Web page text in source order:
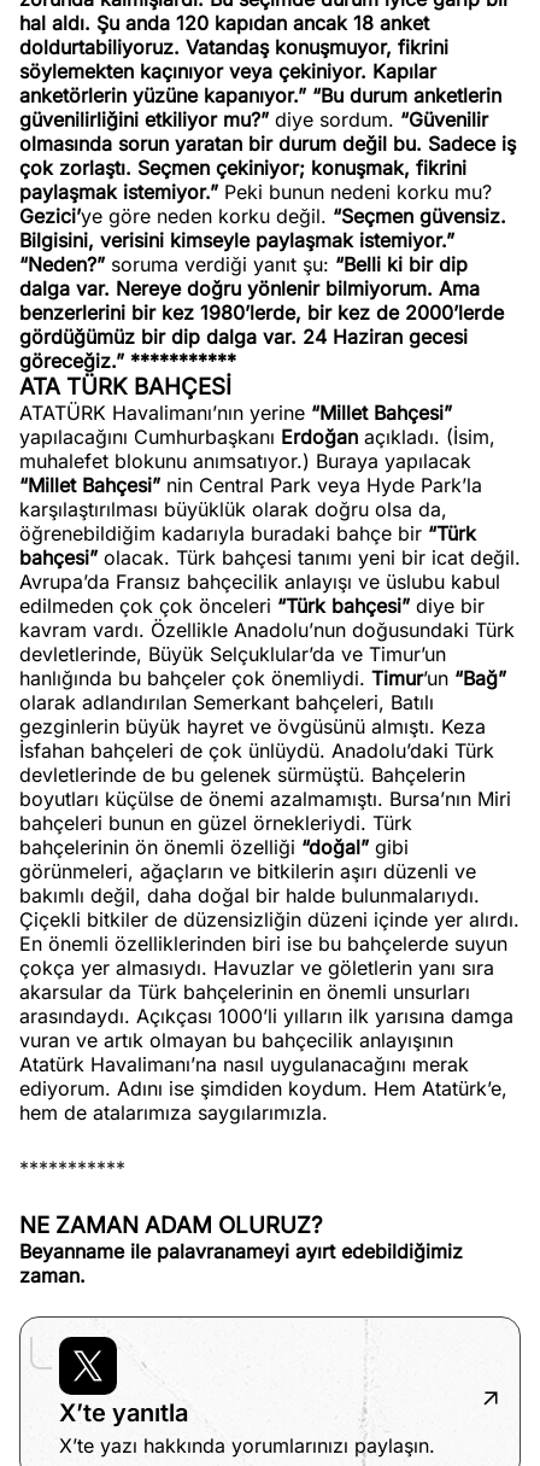
hal aldı. Şu anda 120 kapıdan ancak 18 anket
doldurtabiliyoruz. Vatandaş konuşmuyor, fikrini
söylemekten kaçınıyor veya çekiniyor. Kapılar
anketörlerin yüzüne kapanıyor.” “Bu durum anketlerin
güvenilirliğini etkiliyor mu?” diye sordum. “Güvenilir
olmasında sorun yaratan bir durum değil bu. Sadece iş
çok zorlaştı. Seçmen çekiniyor; konuşmak, fikrini
paylaşmak istemiyor.” Peki bunun nedeni korku mu?
Gezici’ye göre neden korku değil. “Seçmen güvensiz.
Bilgisini, verisini kimseyle paylaşmak istemiyor.”
“Neden?” soruma verdiği yanıt şu: “Belli ki bir dip
dalga var. Nereye doğru yönlenir bilmiyorum. Ama
benzerlerini bir kez 1980’lerde, bir kez de 2000’lerde
gördüğümüz bir dip dalga var. 24 Haziran gecesi
göreceğiz.” ***********
ATA TÜRK BAHÇESİ
ATATÜRK Havalimanı’nın yerine “Millet Bahçesi”
yapılacağını Cumhurbaşkanı Erdoğan açıkladı. (İsim,
muhalefet blokunu anımsatıyor.) Buraya yapılacak
“Millet Bahçesi” nin Central Park veya Hyde Park’la
karşılaştırılması büyüklük olarak doğru olsa da,
öğrenebildiğim kadarıyla buradaki bahçe bir “Türk
bahçesi” olacak. Türk bahçesi tanımı yeni bir icat değil.
Avrupa’da Fransız bahçecilik anlayışı ve üslubu kabul
edilmeden çok çok önceleri “Türk bahçesi” diye bir
kavram vardı. Özellikle Anadolu’nun doğusundaki Türk
devletlerinde, Büyük Selçuklular’da ve Timur’un
hanlığında bu bahçeler çok önemliydi. Timur’un “Bağ”
olarak adlandırılan Semerkant bahçeleri, Batılı
gezginlerin büyük hayret ve övgüsünü almıştı. Keza
İsfahan bahçeleri de çok ünlüydü. Anadolu’daki Türk
devletlerinde de bu gelenek sürmüştü. Bahçelerin
boyutları küçülse de önemi azalmamıştı. Bursa’nın Miri
bahçeleri bunun en güzel örnekleriydi. Türk
bahçelerinin ön önemli özelliği “doğal” gibi
görünmeleri, ağaçların ve bitkilerin aşırı düzenli ve
bakımlı değil, daha doğal bir halde bulunmalarıydı.
Çiçekli bitkiler de düzensizliğin düzeni içinde yer alırdı.
En önemli özelliklerinden biri ise bu bahçelerde suyun
çokça yer almasıydı. Havuzlar ve göletlerin yanı sıra
akarsular da Türk bahçelerinin en önemli unsurları
arasındaydı. Açıkçası 1000’li yılların ilk yarısına damga
vuran ve artık olmayan bu bahçecilik anlayışının
Atatürk Havalimanı’na nasıl uygulanacağını merak
ediyorum. Adını ise şimdiden koydum. Hem Atatürk’e,
hem de atalarımıza saygılarımızla.
***********
NE ZAMAN ADAM OLURUZ?
Beyanname ile palavranameyi ayırt edebildiğimiz
zaman.
X’te yanıtla
X’te yazı hakkında yorumlarınızı paylaşın.